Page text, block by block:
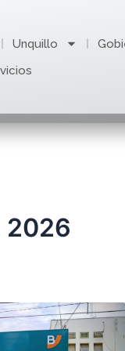
Unquillo
2026